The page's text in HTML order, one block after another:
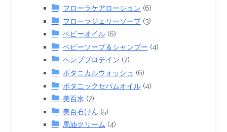
フローラケアローション (6)
フローラジェリーソープ(3)
ベビーオイル(6)
ベビーソープ＆シャンプー (4)
ヘンププロテイン (7)
ボタニカルウォッシュ (6)
ボタニックセバムオイル(4)
美百水 (7)
美百石けん (5)
馬油クリーム (4)